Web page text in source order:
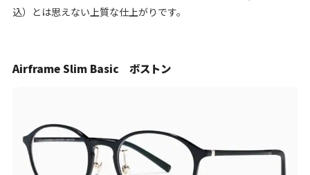
込）とは思えない上質な仕上がりです。
Airframe Slim Basic ボストン